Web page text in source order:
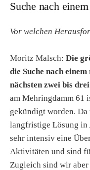
Suche nach
Vor welchen
Moritz Malsch: Die
die Suche nach
nächsten zwei bis
am Mehringdamm 61
gekündigt worden.
langfristige Lösung in
sehr intensiv eine
Aktivitäten und sind
Zugleich sind wir aber